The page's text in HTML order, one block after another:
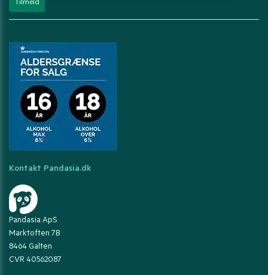
Kontakt Pandasia.dk
Pandasia ApS
Marktoften 7B
8464 Galten
CVR 40562087